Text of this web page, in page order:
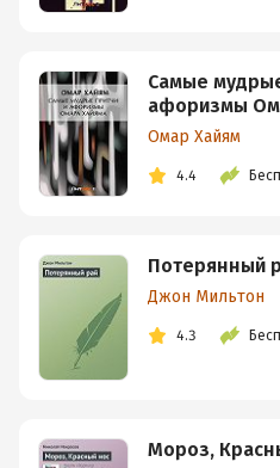
Самые
афоризмы
Омар Хайям
4.4
Потерянный
Джон Мильтон
4.3
Мороз,